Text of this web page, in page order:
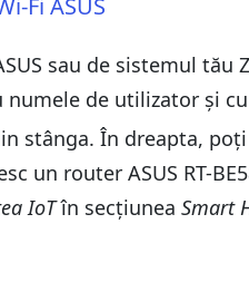
Fi ASUS
sau de sistemul tău
numele de utilizator și
stânga. În dreapta,
un router ASUS RT-
IoTîn secțiunea Smart